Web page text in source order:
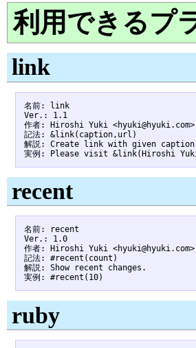
利用できるプ
link
名前: link
Ver.: 1.1
作者: Hiroshi Yuki <hyuki@hyuki.com>
記法: &link(caption,url)
解説: Create link with given
recent
名前: recent
Ver.: 1.0
作者: Hiroshi Yuki <hyuki@hyuki.com>
記法: #recent(count)
解説: Show recent changes.
ruby